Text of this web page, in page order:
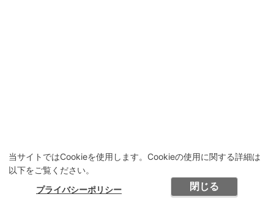
当サイトではCookieを使用します。Cookieの使用に関する詳細は
以下をご覧ください。
プライバシーポリシー
閉じる